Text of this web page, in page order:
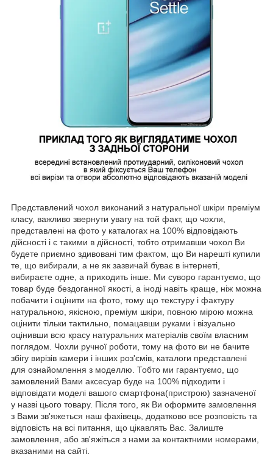
Представлений чохол виконаний з натуральної шкіри преміум
класу, важливо звернути увагу на той факт, що чохли,
представлені на фото у каталогах на 100% відповідають
дійсності і є такими в дійсності, тобто отримавши чохол Ви
будете приємно здивовані тим фактом, що Ви нарешті купили
те, що вибирали, а не як зазвичай буває в інтернеті,
вибираєте одне, а приходить інше. Ми суворо гарантуємо, що
товар буде бездоганної якості, а іноді навіть краще, ніж можна
побачити і оцінити на фото, тому що текстуру і фактуру
натуральною, якісною, преміум шкіри, повною мірою можна
оцінити тільки тактильно, помацавши руками і візуально
оцінивши всю красу натуральних матеріалів своїм власним
поглядом. Чохли ручної роботи, тому на фото ви не бачите
збігу вирізів камери і інших роз'ємів, каталоги представлені
для ознайомлення з моделлю. Тобто ми гарантуємо, що
замовлений Вами аксесуар буде на 100% підходити і
відповідати моделі вашого смартфона(пристрою) зазначеної
у назві цього товару. Після того, як Ви оформите замовлення
з Вами зв'яжеться наш фахівець, додатково все розповість та
відповість на всі питання, що цікавлять Вас. Залиште
замовлення, або зв'яжіться з нами за контактними номерами,
вказаними на сайті.